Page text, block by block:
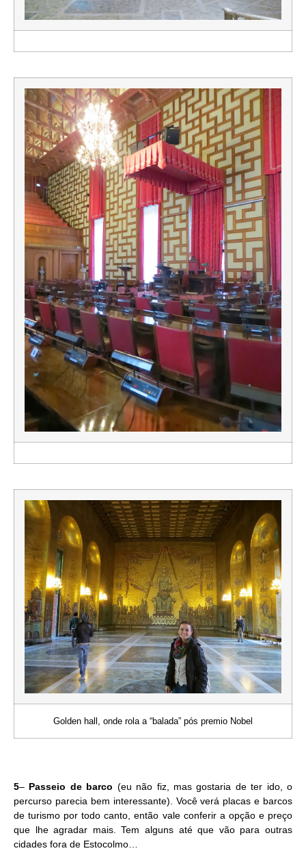
Golden hall, onde rola a “balada” pós premio Nobel
5– Passeio de barco (eu não fiz, mas gostaria de ter ido, o
percurso parecia bem interessante). Você verá placas e barcos
de turismo por todo canto, então vale conferir a opção e preço
que lhe agradar mais. Tem alguns até que vão para outras
cidades fora de Estocolmo…